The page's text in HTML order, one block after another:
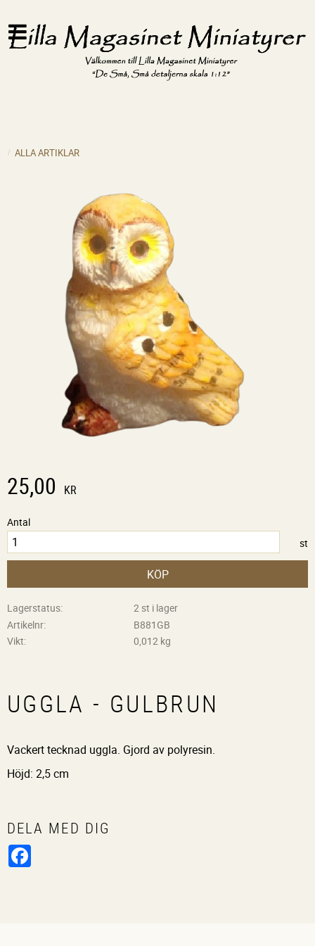
ALLA ARTIKLAR
25,00 KR
Antal
st
KÖP
Lagerstatus
2 st i lager
Artikelnr
B881GB
Vikt
0,012 kg
UGGLA - GULBRUN
Vackert tecknad uggla. Gjord av polyresin.
Höjd: 2,5 cm
DELA MED DIG